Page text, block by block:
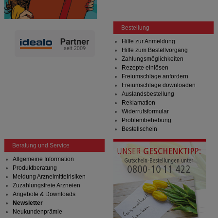
Bestellung
Hilfe zur Anmeldung
Hilfe zum Bestellvorgang
Zahlungsmöglichkeiten
Rezepte einlösen
Freiumschläge anfordern
Freiumschläge downloaden
Auslandsbestellung
Reklamation
Widerrufsformular
Problembehebung
Bestellschein
Beratung und Service
Allgemeine Information
Produktberatung
Meldung Arzneimittelrisiken
Zuzahlungsfreie Arzneien
Angebote & Downloads
Newsletter
Neukundenprämie